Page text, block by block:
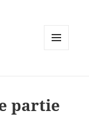
partie